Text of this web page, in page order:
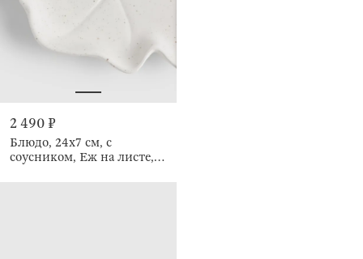
2 490 ₽
Блюдо, 24х7 см, с
соусником, Еж на листе,